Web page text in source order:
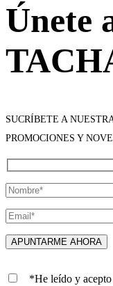
Únete
SUCRÍBETE A
PROMOCIONES Y
*He leído y acepto